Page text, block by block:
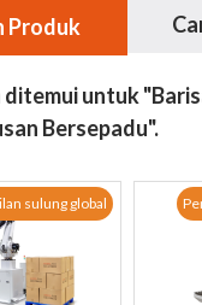
Produk
ditemui untuk
Bersepadu".
sulung global